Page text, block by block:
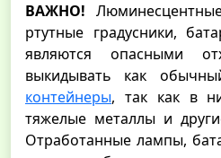
ВАЖНО!
ртутные градусники,
являются опасными
выкидывать как
контейнеры, так как в
тяжелые металлы и
Отработанные лампы,